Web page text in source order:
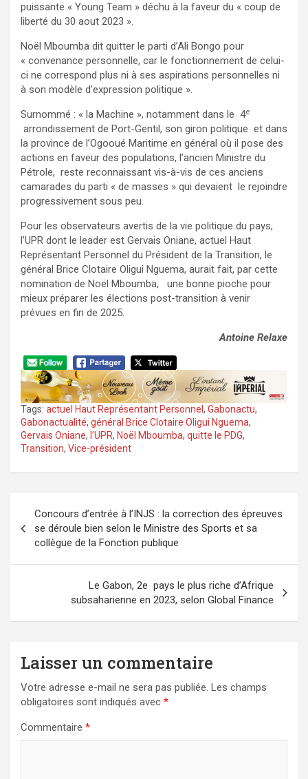
puissante « Young Team » déchu à la faveur du « coup de
liberté du 30 aout 2023 ».
Noël Mboumba dit quitter le parti d’Ali Bongo pour
« convenance personnelle, car le fonctionnement de celui-
ci ne correspond plus ni à ses aspirations personnelles ni
à son modèle d’expression politique ».
Surnommé : « la Machine », notamment dans le 4e
arrondissement de Port-Gentil, son giron politique et dans
la province de l’Ogooué Maritime en général où il pose des
actions en faveur des populations, l’ancien Ministre du
Pétrole, reste reconnaissant vis-à-vis de ces anciens
camarades du parti « de masses » qui devaient le rejoindre
progressivement sous peu.
Pour les observateurs avertis de la vie politique du pays,
l’UPR dont le leader est Gervais Oniane, actuel Haut
Représentant Personnel du Président de la Transition, le
général Brice Clotaire Oligui Nguema, aurait fait, par cette
nomination de Noël Mboumba, une bonne pioche pour
mieux préparer les élections post-transition à venir
prévues en fin de 2025.
Antoine Relaxe
Tags: actuel Haut Représentant Personnel , Gabonactu,
Gabonactualité, général Brice Clotaire Oligui Nguema,
Gervais Oniane, l’UPR, Noël Mboumba, quitte le PDG,
Transition, Vice-président
de
l’article
Concours d’entrée à l’INJS : la correction des épreuves
se déroule bien selon le Ministre des Sports et sa
collègue de la Fonction publique
Le Gabon, 2e pays le plus riche d’Afrique
subsaharienne en 2023, selon Global Finance
Laisser un commentaire
Votre adresse e-mail ne sera pas publiée. Les champs
obligatoires sont indiqués avec *
Commentaire *